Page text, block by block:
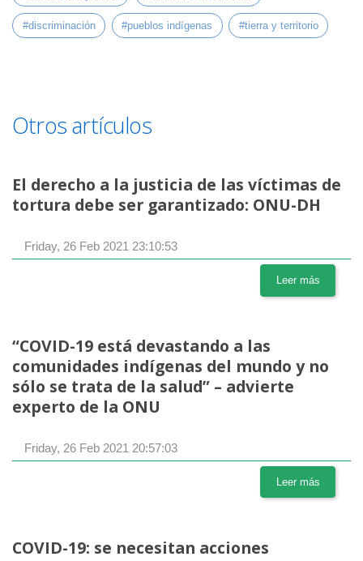
#discriminación #pueblos indígenas #tierra y territorio
Otros artículos
El derecho a la justicia de las víctimas de
tortura debe ser garantizado: ONU-DH
Friday, 26 Feb 2021 23:10:53
Leer más
“COVID-19 está devastando a las
comunidades indígenas del mundo y no
sólo se trata de la salud” – advierte
experto de la ONU
Friday, 26 Feb 2021 20:57:03
Leer más
COVID-19: se necesitan acciones